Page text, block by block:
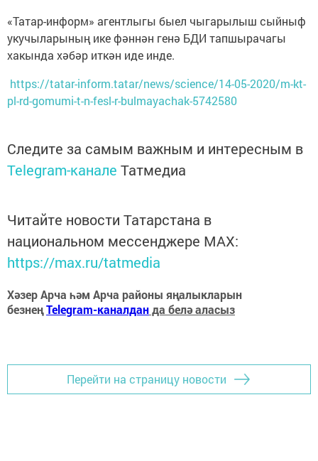
«Татар-информ» агентлыгы быел чыгарылыш сыйныф
укучыларының ике фәннән генә БДИ тапшырачагы
хакында хәбәр иткән иде инде.
https://tatar-inform.tatar/news/science/14-05-2020/m-kt-
pl-rd-gomumi-t-n-fesl-r-bulmayachak-5742580
Следите за самым важным и интересным в
Telegram-канале Татмедиа
Читайте новости Татарстана в
национальном мессенджере MАХ:
https://max.ru/tatmedia
Хәзер Арча һәм Арча районы яңалыкларын
безнеңTelegram-каналданда белә аласыз
Перейти на страницу новости